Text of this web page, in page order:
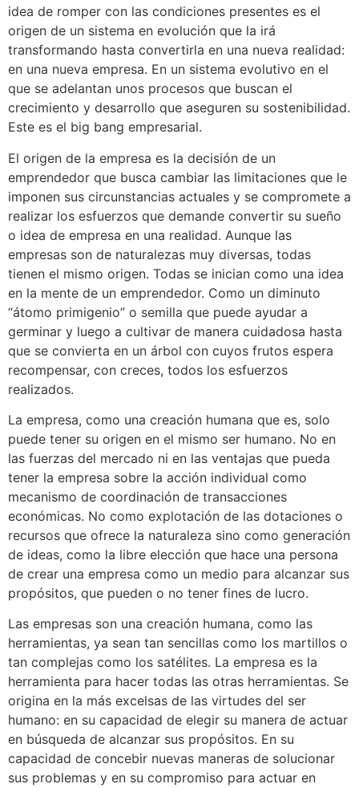
idea de romper con las condiciones presentes es el
origen de un sistema en evolución que la irá
transformando hasta convertirla en una nueva realidad:
en una nueva empresa. En un sistema evolutivo en el
que se adelantan unos procesos que buscan el
crecimiento y desarrollo que aseguren su sostenibilidad.
Este es el big bang empresarial.
El origen de la empresa es la decisión de un
emprendedor que busca cambiar las limitaciones que le
imponen sus circunstancias actuales y se compromete a
realizar los esfuerzos que demande convertir su sueño
o idea de empresa en una realidad. Aunque las
empresas son de naturalezas muy diversas, todas
tienen el mismo origen. Todas se inician como una idea
en la mente de un emprendedor. Como un diminuto
“átomo primigenio” o semilla que puede ayudar a
germinar y luego a cultivar de manera cuidadosa hasta
que se convierta en un árbol con cuyos frutos espera
recompensar, con creces, todos los esfuerzos
realizados.
La empresa, como una creación humana que es, solo
puede tener su origen en el mismo ser humano. No en
las fuerzas del mercado ni en las ventajas que pueda
tener la empresa sobre la acción individual como
mecanismo de coordinación de transacciones
económicas. No como explotación de las dotaciones o
recursos que ofrece la naturaleza sino como generación
de ideas, como la libre elección que hace una persona
de crear una empresa como un medio para alcanzar sus
propósitos, que pueden o no tener fines de lucro.
Las empresas son una creación humana, como las
herramientas, ya sean tan sencillas como los martillos o
tan complejas como los satélites. La empresa es la
herramienta para hacer todas las otras herramientas. Se
origina en la más excelsas de las virtudes del ser
humano: en su capacidad de elegir su manera de actuar
en búsqueda de alcanzar sus propósitos. En su
capacidad de concebir nuevas maneras de solucionar
sus problemas y en su compromiso para actuar en